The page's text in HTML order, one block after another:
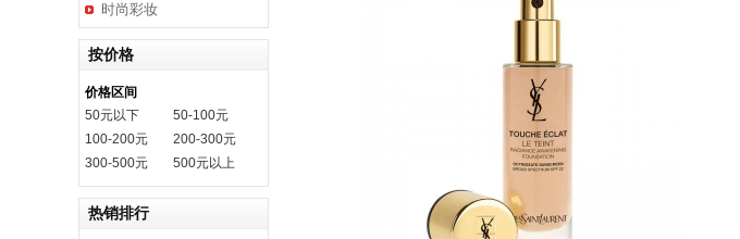
时尚彩妆
按价格
价格区间
50元以下
50-100元
100-200元
200-300元
300-500元
500元以上
热销排行